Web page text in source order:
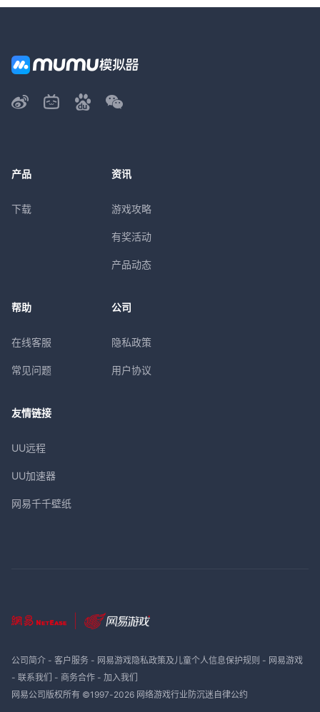
产品
下载
资讯
游戏攻略
有奖活动
产品动态
帮助
在线客服
常见问题
公司
隐私政策
用户协议
友情链接
UU远程
UU加速器
网易千千壁纸
公司简介- 客户服务- 网易游戏隐私政策及儿童个人信息保护规则 - 网易游戏
- 联系我们 - 商务合作- 加入我们
网易公司版权所有 ©1997-2026 网络游戏行业防沉迷自律公约